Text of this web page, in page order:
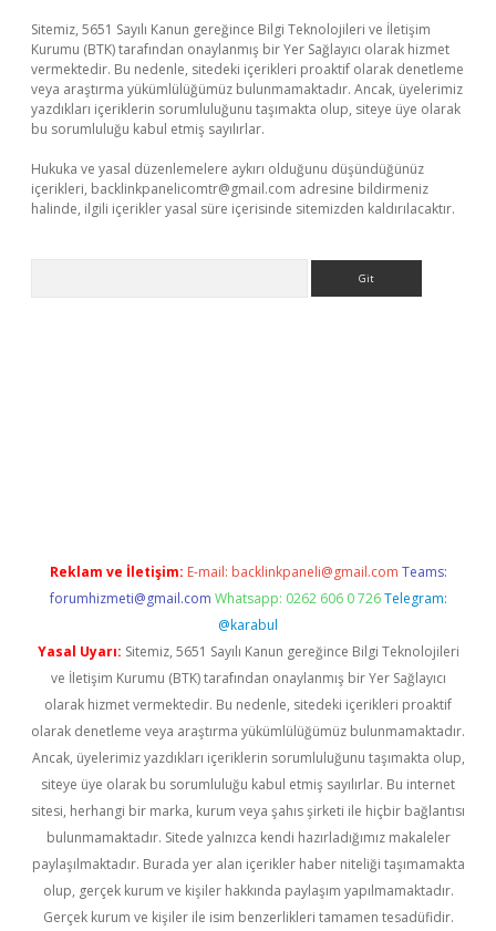
Sitemiz, 5651 Sayılı Kanun gereğince Bilgi Teknolojileri ve İletişim
Kurumu (BTK) tarafından onaylanmış bir Yer Sağlayıcı olarak hizmet
vermektedir. Bu nedenle, sitedeki içerikleri proaktif olarak denetleme
veya araştırma yükümlülüğümüz bulunmamaktadır. Ancak, üyelerimiz
yazdıkları içeriklerin sorumluluğunu taşımakta olup, siteye üye olarak
bu sorumluluğu kabul etmiş sayılırlar.
Hukuka ve yasal düzenlemelere aykırı olduğunu düşündüğünüz
içerikleri, backlinkpanelicomtr@gmail.com adresine bildirmeniz
halinde, ilgili içerikler yasal süre içerisinde sitemizden kaldırılacaktır.
Reklam ve İletişim: E-mail: backlinkpaneli@gmail.com Teams:
forumhizmeti@gmail.com Whatsapp: 0262 606 0 726 Telegram:
@karabul
Yasal Uyarı: Sitemiz, 5651 Sayılı Kanun gereğince Bilgi Teknolojileri
ve İletişim Kurumu (BTK) tarafından onaylanmış bir Yer Sağlayıcı
olarak hizmet vermektedir. Bu nedenle, sitedeki içerikleri proaktif
olarak denetleme veya araştırma yükümlülüğümüz bulunmamaktadır.
Ancak, üyelerimiz yazdıkları içeriklerin sorumluluğunu taşımakta olup,
siteye üye olarak bu sorumluluğu kabul etmiş sayılırlar. Bu internet
sitesi, herhangi bir marka, kurum veya şahıs şirketi ile hiçbir bağlantısı
bulunmamaktadır. Sitede yalnızca kendi hazırladığımız makaleler
paylaşılmaktadır. Burada yer alan içerikler haber niteliği taşımamakta
olup, gerçek kurum ve kişiler hakkında paylaşım yapılmamaktadır.
Gerçek kurum ve kişiler ile isim benzerlikleri tamamen tesadüfidir.